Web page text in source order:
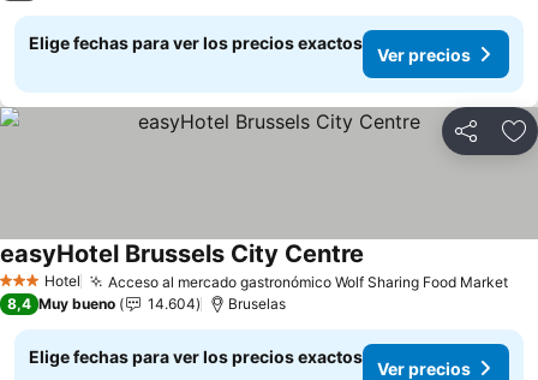
Elige fechas para ver los precios exactos
Ver precios
Compartir
3 Estrellas
Hotel Acceso al mercado gastronómico Wolf Sharing Food Market
easyHotel Brussels City Centre
8,4 Muy bueno 14.604 Bruselas
Elige fechas para ver los precios exactos
Ver precios